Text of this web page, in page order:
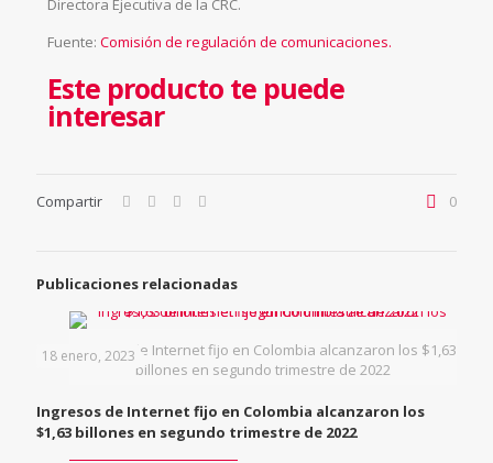
Directora Ejecutiva de la CRC.
Fuente: Comisión de regulación de comunicaciones.
Este producto te puede
interesar
Compartir 0
Publicaciones relacionadas
Ingresos de Internet fijo en Colombia alcanzaron los $1,63
billones en segundo trimestre de 2022
18 enero, 2023
Ingresos de Internet fijo en Colombia alcanzaron los
$1,63 billones en segundo trimestre de 2022